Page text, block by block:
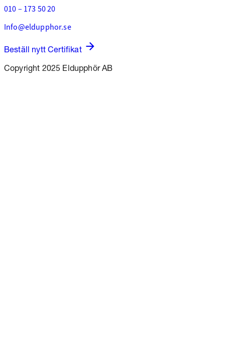
010 – 173 50 20
Info@eldupphor.se
Beställ nytt Certifikat
Copyright 2025 Eldupphör AB